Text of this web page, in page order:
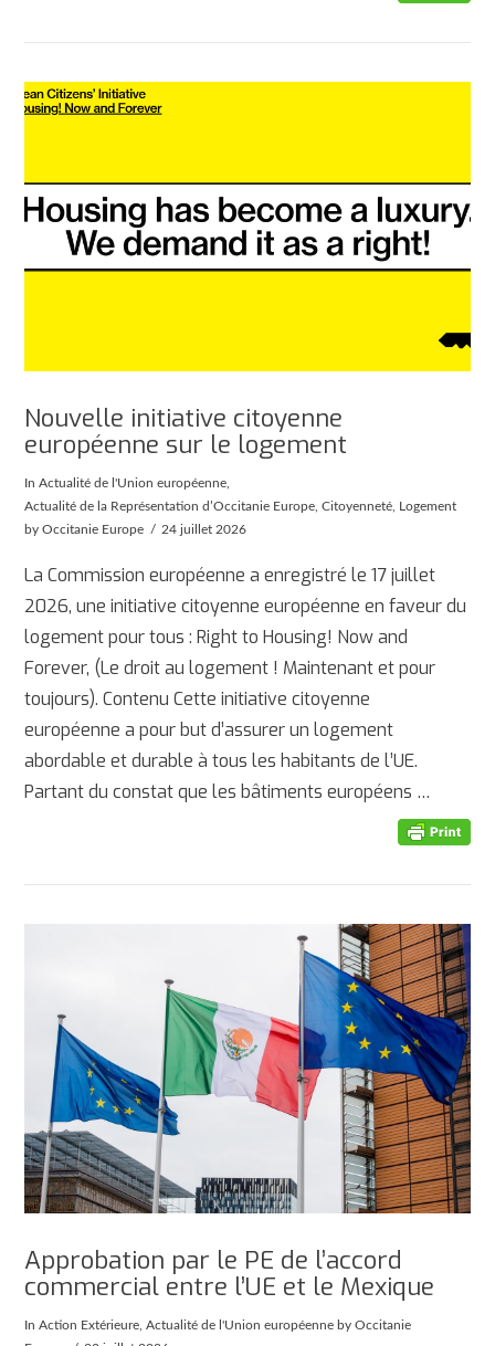
Nouvelle initiative citoyenne
européenne sur le logement
InActualité de l'Union européenne
Actualité de la Représentation d’Occitanie Europe ,Citoyenneté Logement
by Occitanie Europe
24 juillet 2026
La Commission européenne a enregistré le 17 juillet
2026, une initiative citoyenne européenne en faveur du
logement pour tous : Right to Housing! Now and
Forever, (Le droit au logement ! Maintenant et pour
toujours). Contenu Cette initiative citoyenne
européenne a pour but d’assurer un logement
abordable et durable à tous les habitants de l’UE.
Partant du constat que les bâtiments européens …
Approbation par le PE de l’accord
commercial entre l’UE et le Mexique
InAction Extérieure ,Actualité de l'Union européenne by Occitanie